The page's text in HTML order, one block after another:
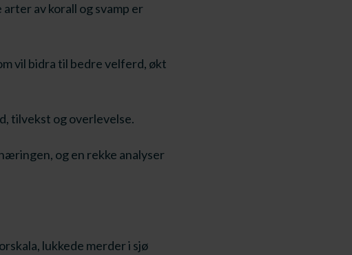
av korall og svamp er
vil bidra til bedre velferd, økt
tilvekst og overlevelse.
og en rekke analyser
lukkede merder i sjø